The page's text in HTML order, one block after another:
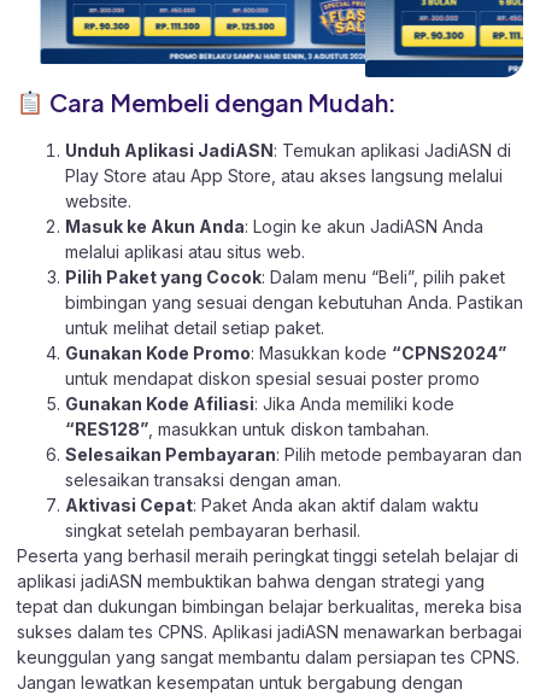
Cara Membeli dengan Mudah:
Unduh Aplikasi JadiASN: Temukan aplikasi JadiASN di
Play Store atau App Store, atau akses langsung melalui
website.
Masuk ke Akun Anda: Login ke akun JadiASN Anda
melalui aplikasi atau situs web.
Pilih Paket yang Cocok: Dalam menu “Beli”, pilih paket
bimbingan yang sesuai dengan kebutuhan Anda. Pastikan
untuk melihat detail setiap paket.
Gunakan Kode Promo: Masukkan kode “CPNS2024”
untuk mendapat diskon spesial sesuai poster promo
Gunakan Kode Afiliasi: Jika Anda memiliki kode
“RES128”, masukkan untuk diskon tambahan.
Selesaikan Pembayaran: Pilih metode pembayaran dan
selesaikan transaksi dengan aman.
Aktivasi Cepat: Paket Anda akan aktif dalam waktu
singkat setelah pembayaran berhasil.
Peserta yang berhasil meraih peringkat tinggi setelah belajar di
aplikasi jadiASN membuktikan bahwa dengan strategi yang
tepat dan dukungan bimbingan belajar berkualitas, mereka bisa
sukses dalam tes CPNS. Aplikasi jadiASN menawarkan berbagai
keunggulan yang sangat membantu dalam persiapan tes CPNS.
Jangan lewatkan kesempatan untuk bergabung dengan